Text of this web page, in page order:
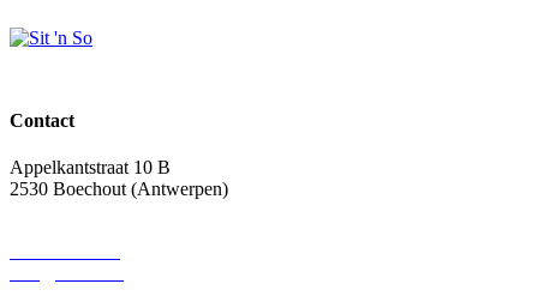
Contact
Appelkantstraat 10 B
2530 Boechout (Antwerpen)